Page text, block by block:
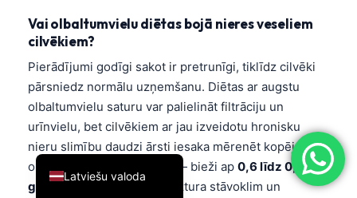
Vai olbaltumvielu diētas bojā nieres veseliem
cilvēkiem?
Pierādījumi godīgi sakot ir pretrunīgi, tiklīdz cilvēki
pārsniedz normālu uzņemšanu. Diētas ar augstu
olbaltumvielu saturu var palielināt filtrāciju un
urīnvielu, bet cilvēkiem ar jau izveidotu hronisku
nieru slimību daudzi ārsti iesaka mērenēt kopējo
olbaltumvielu uzņemšanu — bieži ap 0,6 līdz 0,8
g/kg dienā
, pielāgojot to uztura stāvoklim un
Latviešu valoda
English
Deutsch
Français
עִבְרִית
Italiano